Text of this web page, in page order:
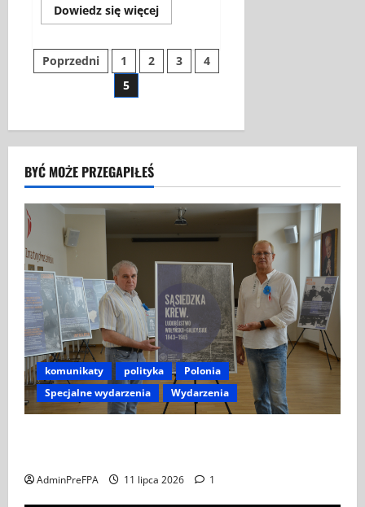
Dowiedz się więcejDowiedz
się
BIEG
TROPEM
WILCZYM
Stronicowanie
Poprzedni 1 2 3
4
5
BYĆ MOŻE PRZEGAPIŁEŚ
komunikaty polityka
Polonia
Specjalne wydarzenia
Wydarzenia
AdminPreFPA 11 lipca 2026 1